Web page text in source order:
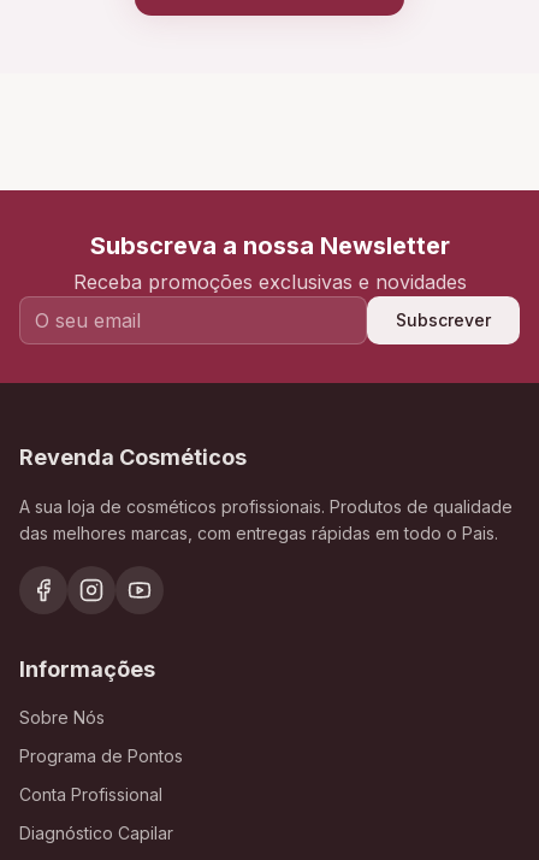
Subscreva a nossa Newsletter
Receba promoções exclusivas e novidades
Subscrever
Revenda Cosméticos
A sua loja de cosméticos profissionais. Produtos de qualidade
das melhores marcas, com entregas rápidas em todo o Pais.
Informações
Sobre Nós
Programa de Pontos
Conta Profissional
Diagnóstico Capilar